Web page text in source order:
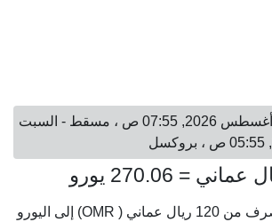
تحديث: السبت 08 أغسطس 2026, 07:55 ص ، مسقط - السبت
يتم عرض أسعار الصرف من 120 ريال عماني ( OMR) إلى اليورو